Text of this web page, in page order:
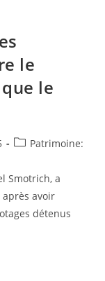
le
le
PostPatrimoine:
Smotrich, a
avoir
détenus